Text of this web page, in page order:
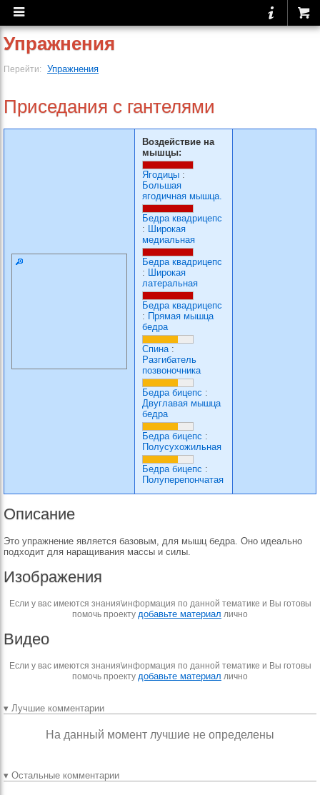
Упражнения
Перейти: Упражнения
Приседания с гантелями
Воздействие на
мышцы:
Ягодицы :
Большая
ягодичная мышца.
Бедра квадрицепс
: Широкая
медиальная
Бедра квадрицепс
: Широкая
латеральная
Бедра квадрицепс
: Прямая мышца
бедра
Спина:
Разгибатель
позвоночника
Бедра бицепс :
Двуглавая мышца
бедра
Бедра бицепс :
Полусухожильная
Бедра бицепс :
Полуперепончатая
Описание
Это упражнение является базовым, для мышц бедра. Оно идеально
подходит для наращивания массы и силы.
Изображения
Если у вас имеются знания\информация по данной тематике и Вы готовы
помочь проекту добавьте материал лично
Видео
Если у вас имеются знания\информация по данной тематике и Вы готовы
помочь проекту добавьте материал лично
▾ Лучшие комментарии
На данный момент лучшие не определены
▾ Остальные комментарии